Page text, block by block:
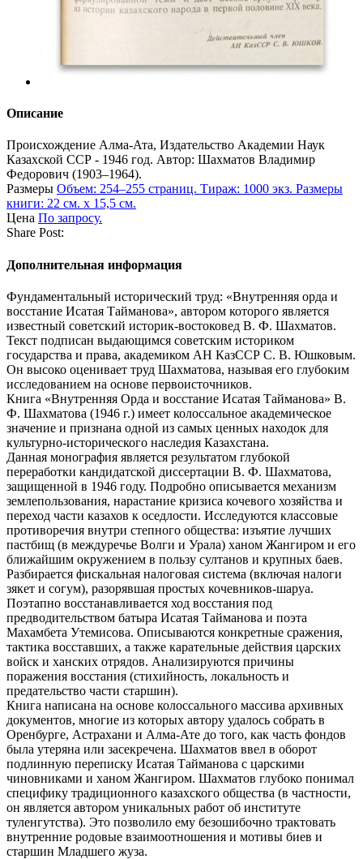
Описание
Происхождение Алма-Ата, Издательство Академии Наук
Казахской ССР - 1946 год. Автор: Шахматов Владимир
Федорович (1903–1964).
Размеры Объем: 254–255 страниц. Тираж: 1000 экз. Размеры
книги: 22 см. х 15,5 см.
Цена По запросу.
Share Post:
Дополнительная информация
Фундаментальный исторический труд: «Внутренняя орда и
восстание Исатая Тайманова», автором которого является
известный советский историк-востоковед В. Ф. Шахматов.
Текст подписан выдающимся советским историком
государства и права, академиком АН КазССР С. В. Юшковым.
Он высоко оценивает труд Шахматова, называя его глубоким
исследованием на основе первоисточников.
Книга «Внутренняя Орда и восстание Исатая Тайманова» В.
Ф. Шахматова (1946 г.) имеет колоссальное академическое
значение и признана одной из самых ценных находок для
культурно-исторического наследия Казахстана.
Данная монография является результатом глубокой
переработки кандидатской диссертации В. Ф. Шахматова,
защищенной в 1946 году. Подробно описывается механизм
землепользования, нарастание кризиса кочевого хозяйства и
переход части казахов к оседлости. Исследуются классовые
противоречия внутри степного общества: изъятие лучших
пастбищ (в междуречье Волги и Урала) ханом Жангиром и его
ближайшим окружением в пользу султанов и крупных баев.
Разбирается фискальная налоговая система (включая налоги
зякет и согум), разорявшая простых кочевников-шаруа.
Поэтапно восстанавливается ход восстания под
предводительством батыра Исатая Тайманова и поэта
Махамбета Утемисова. Описываются конкретные сражения,
тактика восставших, а также карательные действия царских
войск и ханских отрядов. Анализируются причины
поражения восстания (стихийность, локальность и
предательство части старшин).
Книга написана на основе колоссального массива архивных
документов, многие из которых автору удалось собрать в
Оренбурге, Астрахани и Алма-Ате до того, как часть фондов
была утеряна или засекречена. Шахматов ввел в оборот
подлинную переписку Исатая Тайманова с царскими
чиновниками и ханом Жангиром. Шахматов глубоко понимал
специфику традиционного казахского общества (в частности,
он является автором уникальных работ об институте
туленгутства). Это позволило ему безошибочно трактовать
внутренние родовые взаимоотношения и мотивы биев и
старшин Младшего жуза.